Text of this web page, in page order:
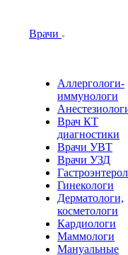
Врачи
Аллергологи-
иммунологи
Врач КТ
диагностики
Врачи УВТ
Врачи УЗД
Гинекологи
Дерматологи,
косметологи
Кардиологи
Маммологи
Мануальные